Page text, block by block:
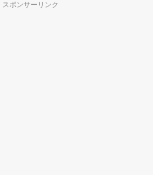
スポンサーリンク